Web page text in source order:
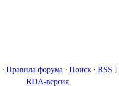
· Правила форума · Поиск · RSS ]
RDA-версия